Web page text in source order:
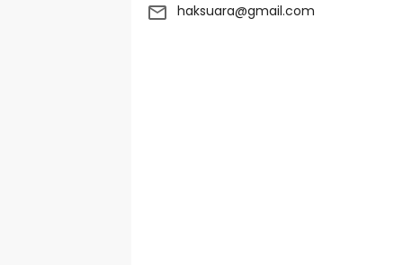
haksuara@gmail.com